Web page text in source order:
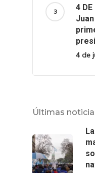
4
4 de
Últimas